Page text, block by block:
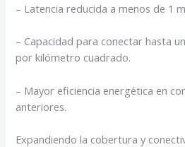
– Latencia reducida a menos de 1
– Capacidad para conectar hasta
por kilómetro cuadrado.
– Mayor eficiencia energética en
anteriores.
Expandiendo la cobertura y